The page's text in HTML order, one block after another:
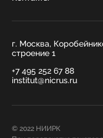
г. Москва,
строение 1
+7 495 252 67 88
institut@nicrus.ru
© 2022 НИИРК